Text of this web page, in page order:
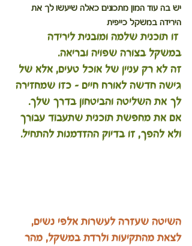
יש בה עוד המון מתכונים כאלה שיעשו לך את
הירידה במשקל כייפית
זו תוכנית שלמה ומובנית לירידה
במשקל בצורה שפויה ובריאה.
זה לא רק עניין של אוכל טעים, אלא של
גישה חדשה לאורח חיים – כזו שמחזירה
לך את השליטה והביטחון בדרך שלך.
אם את מחפשת תוכנית שתעבוד עבורך
ולא להפך, זו בדיוק ההזדמנות להתחיל.
השיטה שעזרה לעשרות אלפי נשים,
לצאת מהתקיעות ולרדת במשקל, מהר